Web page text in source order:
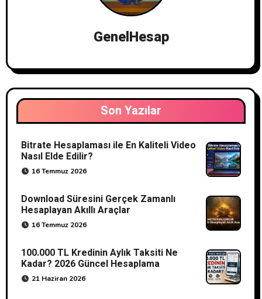
GenelHesap
Son Yazılar
Bitrate Hesaplaması ile En Kaliteli Video
Nasıl Elde Edilir?
16 Temmuz 2026
Download Süresini Gerçek Zamanlı
Hesaplayan Akıllı Araçlar
16 Temmuz 2026
100.000 TL Kredinin Aylık Taksiti Ne
Kadar? 2026 Güncel Hesaplama
21 Haziran 2026